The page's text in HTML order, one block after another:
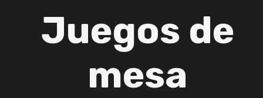
Juegos de
mesa